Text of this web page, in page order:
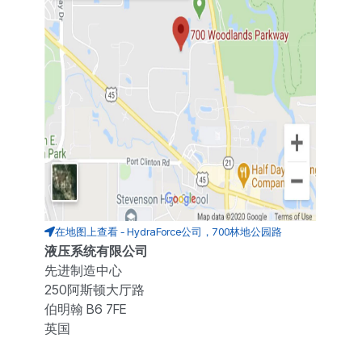
在地图上查看 - HydraForce公司，700林地公园路
液压系统有限公司
先进制造中心
250阿斯顿大厅路
伯明翰 B6 7FE
英国